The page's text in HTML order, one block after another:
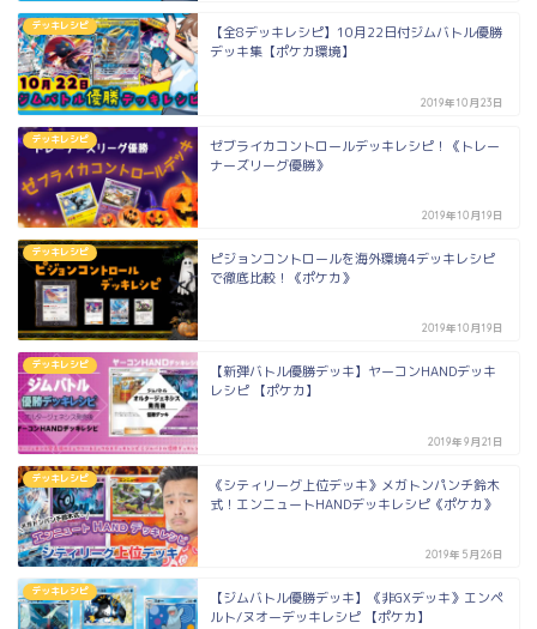
デッキレシピ
【全8デッキレシピ】10月22日付ジムバトル優勝
デッキ集【ポケカ環境】
2019年10月23日
デッキレシピ
ゼブライカコントロールデッキレシピ！《トレー
ナーズリーグ優勝》
2019年10月19日
デッキレシピ
ピジョンコントロールを海外環境4デッキレシピ
で徹底比較！《ポケカ》
2019年10月19日
デッキレシピ
【新弾バトル優勝デッキ】ヤーコンHANDデッキ
レシピ 【ポケカ】
2019年9月21日
デッキレシピ
《シティリーグ上位デッキ》メガトンパンチ鈴木
式！エンニュートHANDデッキレシピ《ポケカ》
2019年5月26日
デッキレシピ
【ジムバトル優勝デッキ】《非GXデッキ》エンペ
ルト/ヌオーデッキレシピ 【ポケカ】